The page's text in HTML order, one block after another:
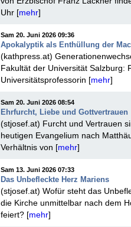
Uhr [mehr]
Sam 20. Juni 2026 09:36
Apokalyptik als Enthüllung der
(kathpress.at)
Fakultät der Universität Salzburg:
Universitätsprofessorin [mehr]
Sam 20. Juni 2026 08:54
Ehrfurcht, Liebe und Gottvertrauen
(stjosef.at) Furcht und Vertrauen
heutigen Evangelium nach
Verhältnis von [mehr]
Sam 13. Juni 2026 07:33
Das Unbefleckte Herz Mariens
(stjosef.at) Wofür steht das
die Kirche unmittelbar nach dem
feiert? [mehr]